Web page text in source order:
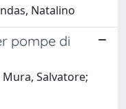
Natalino
pompe di
Salvatore;